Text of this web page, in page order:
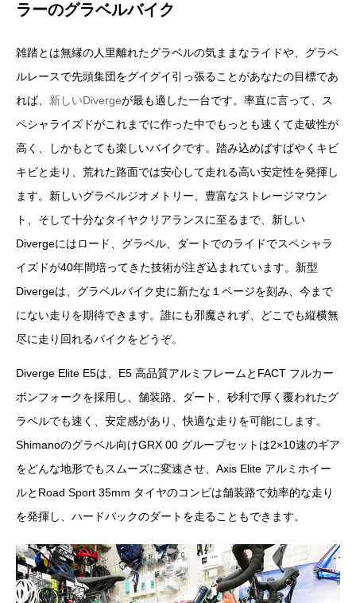
ラーのグラベルバイク
雑踏とは無縁の人里離れたグラベルの気ままなライドや、グラベ
ルレースで先頭集団をグイグイ引っ張ることがあなたの目標であ
れば、 新しいDivergeが最も適した一台です。率直に言って、ス
ペシャライズドがこれまでに作った中でもっとも速くて走破性が
高く、しかもとても楽しいバイクです。踏み込めばすばやくキビ
キビと走り、荒れた路面では安心して走れる高い安定性を発揮し
ます。新しいグラベルジオメトリー、豊富なストレージマウン
ト、そして十分なタイヤクリアランスに至るまで、新しい
Divergeにはロード、グラベル、ダートでのライドでスペシャラ
イズドが40年間培ってきた技術が注ぎ込まれています。新型
Divergeは、グラベルバイク史に新たな１ページを刻み、今まで
にない走りを期待できます。誰にも邪魔されず、どこでも縦横無
尽に走り回れるバイクをどうぞ。
Diverge Elite E5は、E5 高品質アルミフレームとFACT フルカー
ボンフォークを採用し、舗装路、ダート、砂利で厚く覆われたグ
ラベルでも速く、安定感があり、快適な走りを可能にします。
Shimanoのグラベル向けGRX 00 グループセットは2×10速のギア
をどんな地形でもスムーズに変速させ、Axis Elite アルミホイー
ルとRoad Sport 35mm タイヤのコンビは舗装路で効率的な走り
を発揮し、ハードパックのダートを走ることもできます。